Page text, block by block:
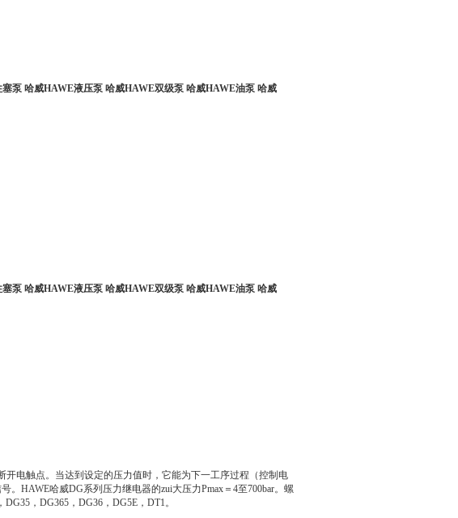
泵 哈威HAWE液压泵 哈威HAWE双级泵 哈威HAWE油泵 哈威
泵 哈威HAWE液压泵 哈威HAWE双级泵 哈威HAWE油泵 哈威
开电触点。当达到设定的压力值时，它能为下一工序过程（控制电
HAWE哈威DG系列压力继电器的zui大压力Pmax＝4至700bar。螺
，DG365，DG36，DG5E，DT1。